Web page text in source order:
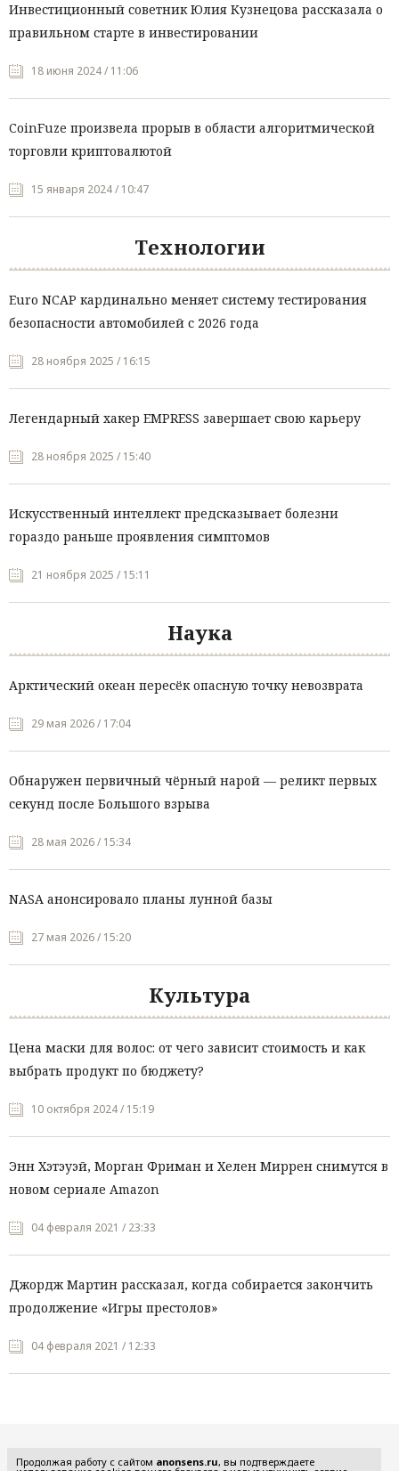
Инвестиционный советник Юлия Кузнецова рассказала о
правильном старте в инвестировании
18 июня 2024 / 11:06
CoinFuze произвела прорыв в области алгоритмической
торговли криптовалютой
15 января 2024 / 10:47
Технологии
Euro NCAP кардинально меняет систему тестирования
безопасности автомобилей с 2026 года
28 ноября 2025 / 16:15
Легендарный хакер EMPRESS завершает свою карьеру
28 ноября 2025 / 15:40
Искусственный интеллект предсказывает болезни
гораздо раньше проявления симптомов
21 ноября 2025 / 15:11
Наука
Арктический океан пересёк опасную точку невозврата
29 мая 2026 / 17:04
Обнаружен первичный чёрный нарой — реликт первых
секунд после Большого взрыва
28 мая 2026 / 15:34
NASA анонсировало планы лунной базы
27 мая 2026 / 15:20
Культура
Цена маски для волос: от чего зависит стоимость и как
выбрать продукт по бюджету?
10 октября 2024 / 15:19
Энн Хэтэуэй, Морган Фриман и Хелен Миррен снимутся в
новом сериале Amazon
04 февраля 2021 / 23:33
Джордж Мартин рассказал, когда собирается закончить
продолжение «Игры престолов»
04 февраля 2021 / 12:33
Продолжая работу с сайтом anonsens.ru, вы подтверждаете